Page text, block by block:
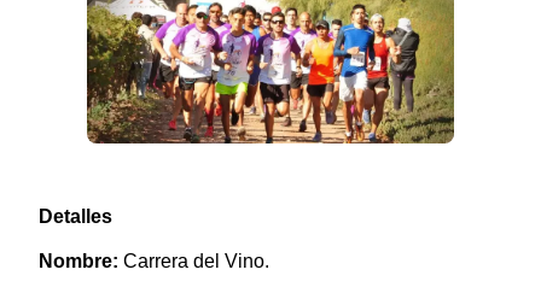
Detalles
Nombre: Carrera del Vino.